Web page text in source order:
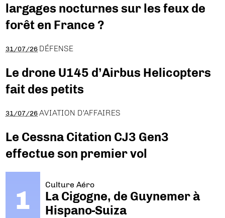
largages nocturnes sur les feux de
forêt en France ?
31/07/26 DÉFENSE
Le drone U145 d’Airbus Helicopters
fait des petits
31/07/26 AVIATION D'AFFAIRES
Le Cessna Citation CJ3 Gen3
effectue son premier vol
Culture Aéro
La Cigogne, de Guynemer à
Hispano-Suiza